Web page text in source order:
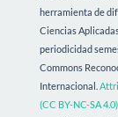
herramienta de
Ciencias
periodicidad
Commons
Internacional.
(CC BY-NC-SA 4.0)